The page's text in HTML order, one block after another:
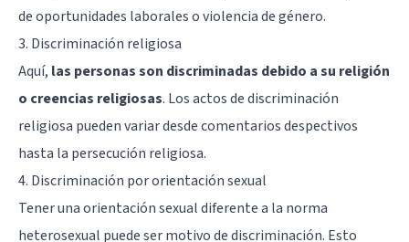
de oportunidades laborales o violencia de género.
3. Discriminación religiosa
Aquí, las personas son discriminadas debido a su religión
o creencias religiosas. Los actos de discriminación
religiosa pueden variar desde comentarios despectivos
hasta la persecución religiosa.
4. Discriminación por orientación sexual
Tener una orientación sexual diferente a la norma
heterosexual puede ser motivo de discriminación. Esto